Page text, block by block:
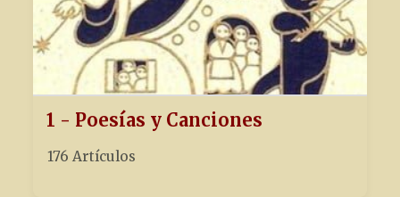
1 - Poesías y Canciones
176 Artículos